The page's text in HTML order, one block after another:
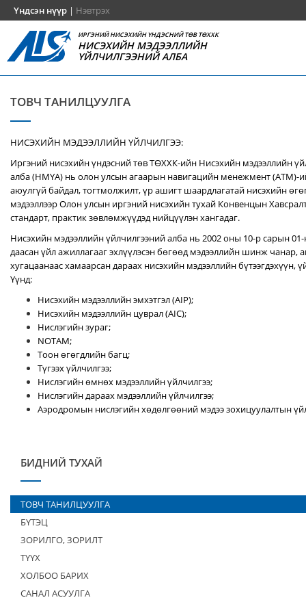
Үндсэн нүүр | Нэвтрэх
ИРГЭНИЙ НИСЭХИЙН ҮНДЭСНИЙ ТӨВ ТӨХХК
НИСЭХИЙН МЭДЭЭЛЛИЙН
ҮЙЛЧИЛГЭЭНИЙ АЛБА
ТОВЧ ТАНИЛЦУУЛГА
НИСЭХИЙН МЭДЭЭЛЛИЙН ҮЙЛЧИЛГЭЭ:
Иргэний нисэхийн үндэсний төв ТӨХХК-ийн Нисэхийн мэдээллийн
алба (НМҮА) нь олон улсын агаарын навигацийн менежмент (ATM)-
аюулгүй байдал, тогтмолжилт, үр ашигт шаардлагатай нисэхийн
мэдээллээр Олон улсын иргэний нисэхийн тухай Конвенцын
стандарт, практик зөвлөмжүүдэд нийцүүлэн хангадаг.
Нисэхийн мэдээллийн үйлчилгээний алба нь 2002 оны 10-р сарын
даасан үйл ажиллагааг эхлүүлэсэн бөгөөд мэдээллийн шинж чанар,
хугацаанаас хамаарсан дараах нисэхийн мэдээллийн бүтээгдэхүүн,
Үүнд:
Нисэхийн мэдээллийн эмхэтгэл (AIP);
Нисэхийн мэдээллийн цуврал (AIC);
Нислэгийн зураг;
NOTAM;
Тоон өгөгдлийн багц;
Түгээх үйлчилгээ;
Нислэгийн өмнөх мэдээллийн үйлчилгээ;
Нислэгийн дараах мэдээллийн үйлчилгээ;
Аэродромын нислэгийн хөдөлгөөний мэдээ зохицуулалтын
БИДНИЙ ТУХАЙ
ТОВЧ ТАНИЛЦУУЛГА
БҮТЭЦ
ЗОРИЛГО, ЗОРИЛТ
ТҮҮХ
ХОЛБОО БАРИХ
САНАЛ АСУУЛГА